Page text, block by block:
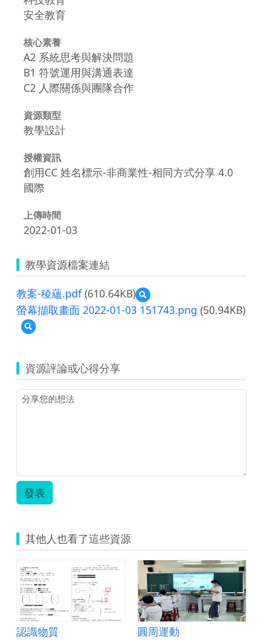
安全教育
核心素養
A2 系統思考與解決問題
B1 符號運用與溝通表達
C2 人際關係與團隊合作
資源類型
教學設計
授權資訊
創用CC 姓名標示-非商業性-相同方式分享 4.0
國際
上傳時間
2022-01-03
教學資源檔案連結
教案-稜蘊.pdf(610.64KB)
預
覽
教
螢幕擷取畫面 2022-01-03 151743.png (50.94KB)
預
覽
擷
取
畫
面
資源評論或心得分享
發表
其他人也看了這些資源
認識物質
圓周運動